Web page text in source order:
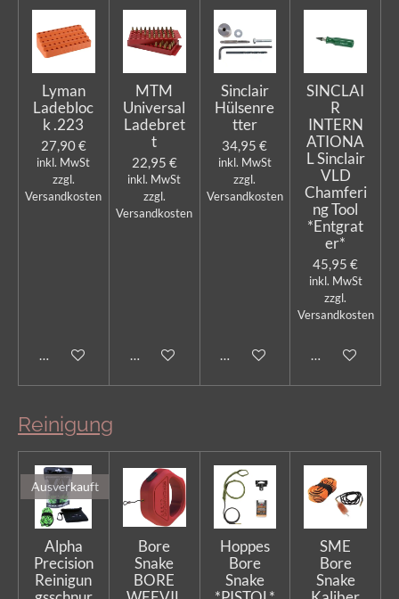
Lyman
Ladebloc
k .223
27,90 €
inkl. MwSt
zzgl.
Versandkosten
In den Warenkorb
MTM
Universal
Ladebret
t
22,95 €
inkl. MwSt
zzgl.
Versandkosten
In den Warenkorb
Sinclair
Hülsenre
tter
34,95 €
inkl. MwSt
zzgl.
Versandkosten
In den Warenkorb
SINCLAI
R
INTERN
ATIONA
L Sinclair
VLD
Chamferi
ng Tool
*Entgrat
er*
45,95 €
inkl. MwSt
zzgl.
Versandkosten
In den
Reinigung
Ausverkauft
Alpha
Precision
Reinigun
Bore
Snake
BORE
Hoppes
Bore
Snake
SME
Bore
Snake